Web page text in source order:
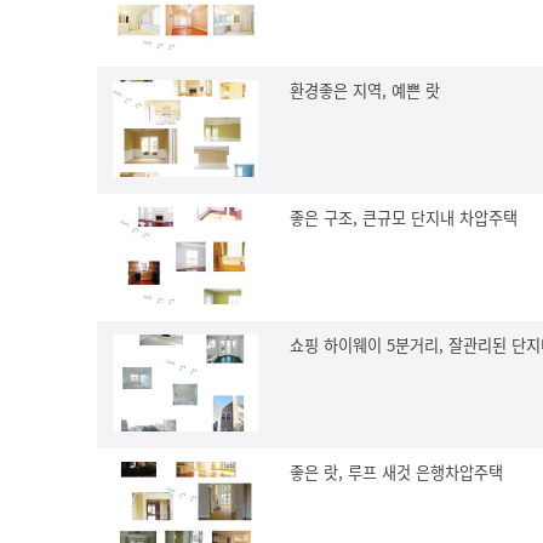
환경좋은 지역, 예쁜 랏
좋은 구조, 큰규모 단지내 차압주택
쇼핑 하이웨이 5분거리, 잘관리된 단
좋은 랏, 루프 새것 은행차압주택